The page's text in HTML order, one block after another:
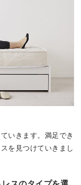
いきます。満足でき
を見つけていきまし